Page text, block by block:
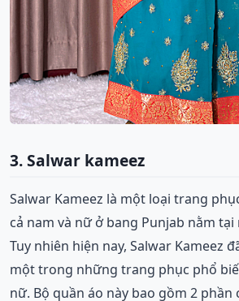
3. Salwar kameez
Salwar Kameez là một loại trang
cả nam và nữ ở bang Punjab nằm tại
Tuy nhiên hiện nay, Salwar Kameez
một trong những trang phục phổ
nữ. Bộ quần áo này bao gồm 2